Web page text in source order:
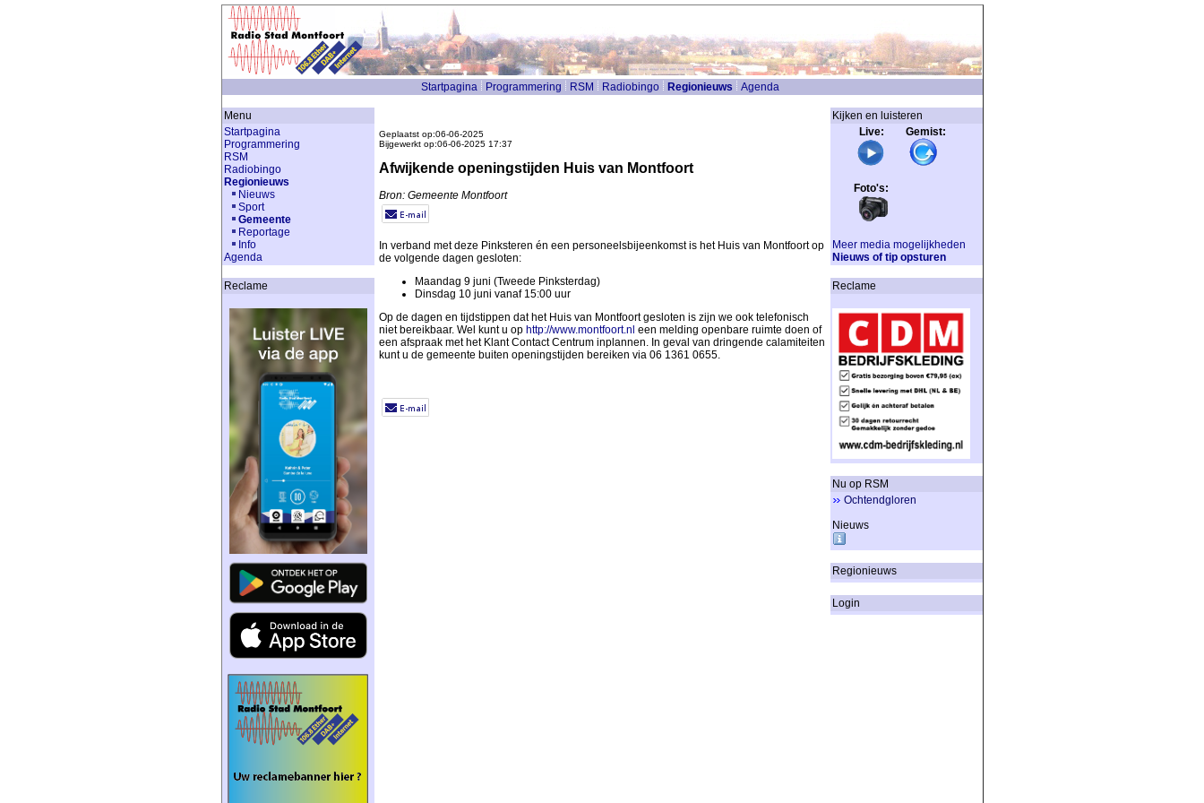
Startpagina Programmering RSM Radiobingo Regionieuws Agenda
Menu
Startpagina
Programmering
RSM
Radiobingo
Regionieuws
Nieuws
Sport
Gemeente
Reportage
Info
Agenda
Reclame
Geplaatst op:06-06-2025
Bijgewerkt op:06-06-2025 17:37
Afwijkende openingstijden Huis van Montfoort
Bron: Gemeente Montfoort
In verband met deze Pinksteren én een personeelsbijeenkomst is het Huis van Montfoort op
de volgende dagen gesloten:
Maandag 9 juni (Tweede Pinksterdag)
Dinsdag 10 juni vanaf 15:00 uur
Op de dagen en tijdstippen dat het Huis van Montfoort gesloten is zijn we ook telefonisch
niet bereikbaar. Wel kunt u op http://www.montfoort.nl een melding openbare ruimte doen of
een afspraak met het Klant Contact Centrum inplannen. In geval van dringende calamiteiten
kunt u de gemeente buiten openingstijden bereiken via 06 1361 0655.
Kijken en luisteren
Live: Gemist:
Foto's:
Meer media mogelijkheden
Nieuws of tip opsturen
Reclame
Nu op RSM
Ochtendgloren
Nieuws
Regionieuws
Login